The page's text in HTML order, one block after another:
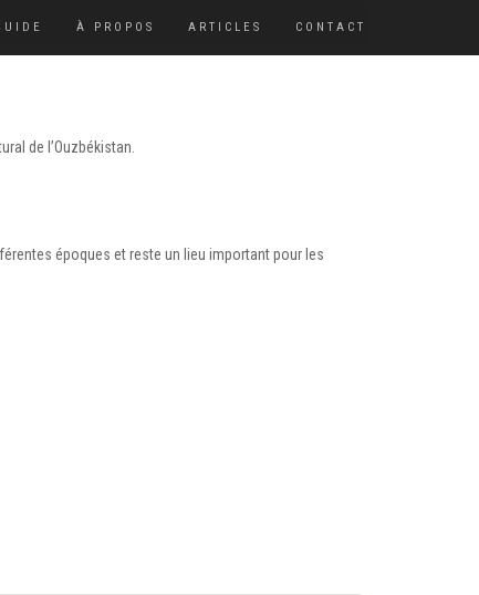
À PROPOS ARTICLES CONTACT
de l’Ouzbékistan.
époques et reste un lieu important pour les